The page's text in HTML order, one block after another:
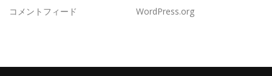
コメントフィード
WordPress.org